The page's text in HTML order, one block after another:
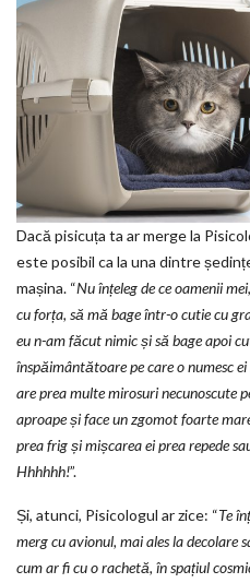
Dacă pisicuța ta ar merge la
este posibil ca la una dintre
mașina. “Nu înțeleg de ce oamenii
cu forța, să mă bage într-o cutie cu
eu n-am făcut nimic și să bage apoi
înspăimântătoare pe care o numesc
are prea multe mirosuri necunoscute
aproape și face un zgomot foarte
prea frig și mișcarea ei prea repede
Hhhhhh!”.
Și, atunci, Pisicologul ar zice: “Te
merg cu avionul, mai ales la decolare
cum ar fi cu o rachetă, în spațiul